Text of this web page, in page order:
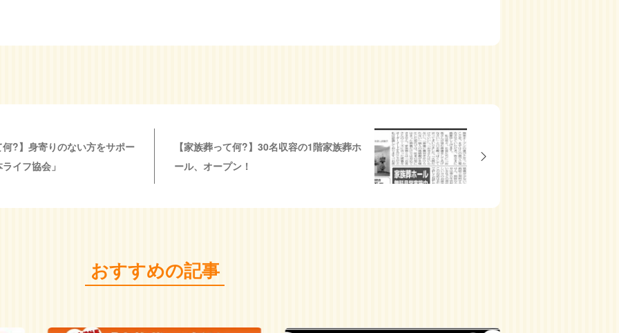
?】身寄りのない方をサポー
イフ協会」
【家族葬って何?】30名収容の1階家族葬ホ
ール、オープン！
おすすめの記事